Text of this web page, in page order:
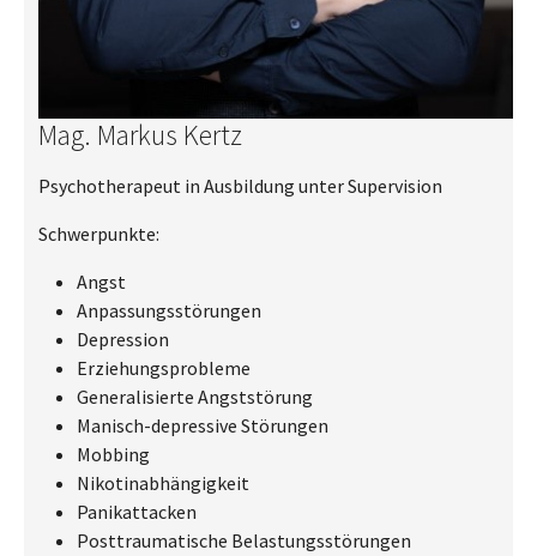
Mag. Markus Kertz
Psychotherapeut in Ausbildung unter Supervision
Schwerpunkte:
Angst
Anpassungsstörungen
Depression
Erziehungsprobleme
Generalisierte Angststörung
Manisch-depressive Störungen
Mobbing
Nikotinabhängigkeit
Panikattacken
Posttraumatische Belastungsstörungen